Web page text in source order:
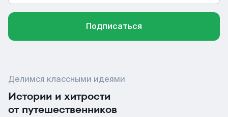
Подписаться
Делимся классными идеями
Истории и хитрости
от путешественников